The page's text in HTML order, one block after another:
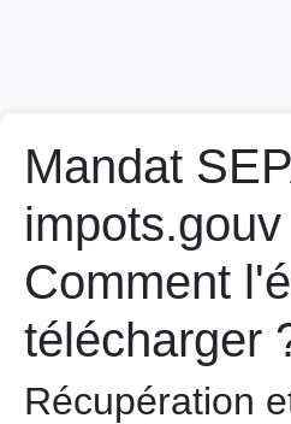
Mandat
impots.gouv
Comment
télécharger
Récupération